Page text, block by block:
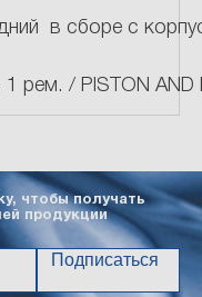
в сборе с
рем. / PISTON AND
чтобы получать
продукции
Подписаться